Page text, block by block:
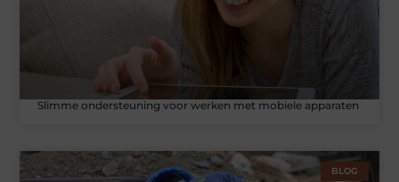
Slimme ondersteuning voor werken met mobiele apparaten
BLOG